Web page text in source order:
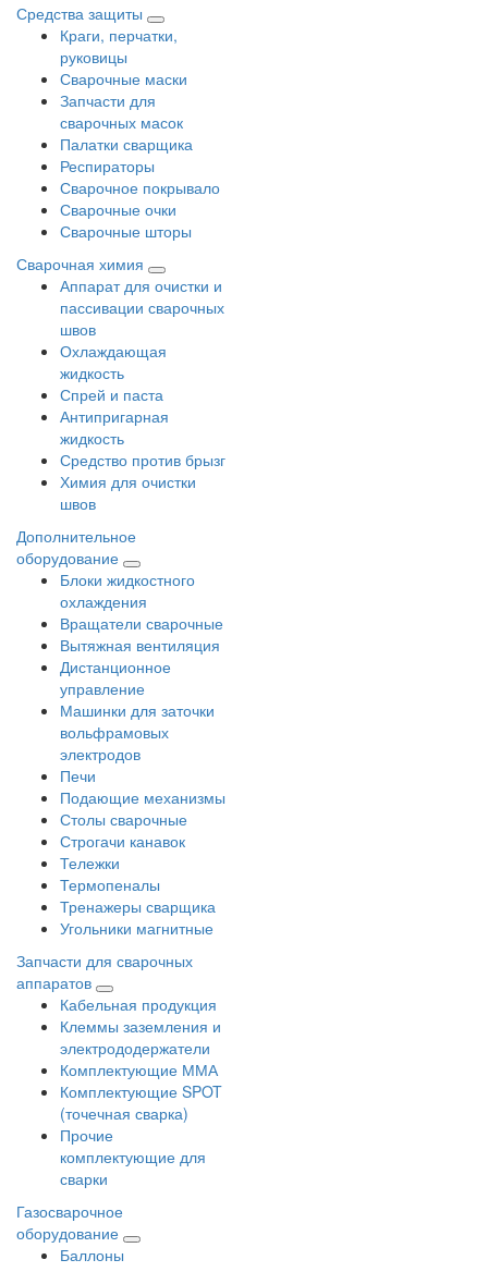
Средства защиты
Краги, перчатки,
руковицы
Сварочные маски
Запчасти для
сварочных масок
Палатки сварщика
Респираторы
Сварочное покрывало
Сварочные очки
Сварочные шторы
Сварочная химия
Аппарат для очистки и
пассивации сварочных
швов
Охлаждающая
жидкость
Спрей и паста
Антипригарная
жидкость
Средство против брызг
Химия для очистки
швов
Дополнительное
оборудование
Блоки жидкостного
охлаждения
Вращатели сварочные
Вытяжная вентиляция
Дистанционное
управление
Машинки для заточки
вольфрамовых
электродов
Печи
Подающие механизмы
Столы сварочные
Строгачи канавок
Тележки
Термопеналы
Тренажеры сварщика
Угольники магнитные
Запчасти для сварочных
аппаратов
Кабельная продукция
Клеммы заземления и
электрододержатели
Комплектующие ММА
Комплектующие SPOT
(точечная сварка)
Прочие
комплектующие для
сварки
Газосварочное
оборудование
Баллоны